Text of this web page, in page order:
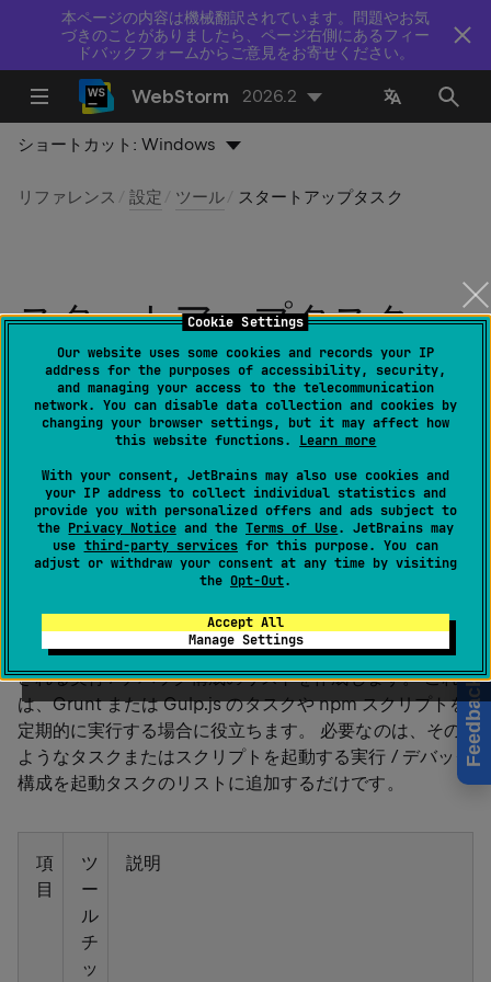
Cookie Settings
Our website uses some cookies and records your IP
address for the purposes of accessibility, security,
and managing your access to the telecommunication
network. You can disable data collection and cookies by
changing your browser settings, but it may affect how
this website functions. Learn more
With your consent, JetBrains may also use cookies and
your IP address to collect individual statistics and
provide you with personalized offers and ads subject to
the Privacy Noticeand the Terms of Use. JetBrains may
use third-party servicesfor this purpose. You can
adjust or withdraw your consent at any time by visiting
the Opt-Out.
Accept All
Manage Settings
本ページの内容は機械翻訳されています。問題やお気
づきのことがありましたら、ページ右側にあるフィー
ドバックフォームからご意見をお寄せください。
Feedback
WebStorm 2026.2
ショートカット:Windows
リファレンス 設定 ツール スタートアップタスク
スタートアップタスク
最終更新日： 2026 年 7 月 14 日
ファイル | 設定 | ツール | スタートアップ タスク
(Windows および Linux 用)
macOS 用 %instance% | 設定 | ツール | スタートア
ップ タスク
Ctrl Alt 0
S
このページでは、プロジェクトの開始時に自動的に起動
される実行 / デバッグ構成のリストを作成します。 これ
は、Grunt または Gulp.js のタスクや npm スクリプトを
定期的に実行する場合に役立ちます。 必要なのは、その
ようなタスクまたはスクリプトを起動する実行 / デバッグ
構成を起動タスクのリストに追加するだけです。
項
目
ツ
ー
ル
チ
ッ
説明